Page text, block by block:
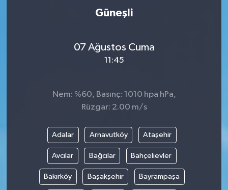
Güneşli
07 Ağustos Cuma
11:45
Nem: %60, Basınç: 1010 hpa hPa,
Rüzgar: 2.00 m/s
Adalar Arnavutköy Ataşehir
Avcılar Bağcılar Bahçelievler
Bakırköy Başakşehir Bayrampaşa